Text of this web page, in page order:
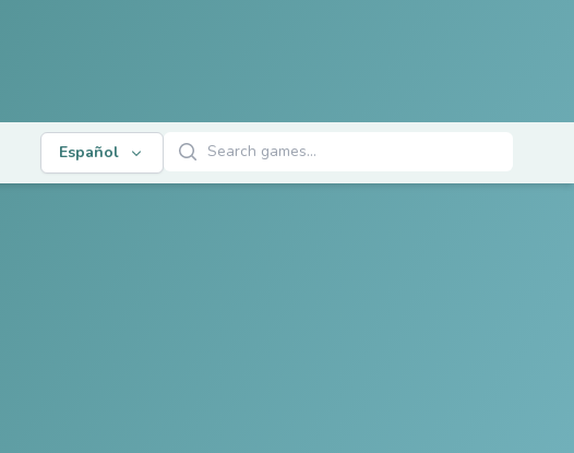
Español Buscar juegos